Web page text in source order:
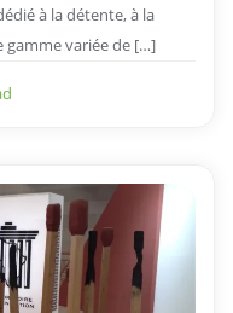
à la détente, à la
gamme variée de […]